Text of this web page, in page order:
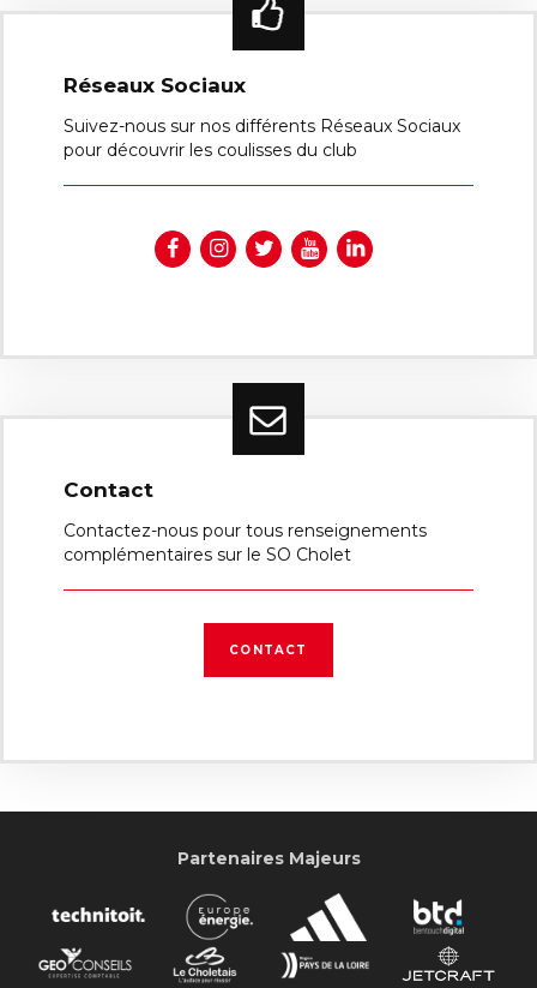
Réseaux Sociaux
Suivez-nous sur nos différents Réseaux Sociaux
pour découvrir les coulisses du club
Contact
Contactez-nous pour tous renseignements
complémentaires sur le SO Cholet
CONTACT
Partenaires Majeurs